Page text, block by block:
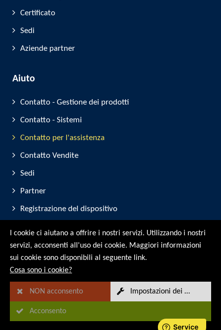
Certificato
Sedi
Aziende partner
Aiuto
Contatto - Gestione dei prodotti
Contatto - Sistemi
Contatto per l'assistenza
Contatto Vendite
Sedi
Partner
Registrazione del dispositivo
I cookie ci aiutano a offrire i nostri servizi. Utilizzando i nostri
servizi, acconsenti all'uso dei cookie. Maggiori informazioni
sui cookie sono disponibili al seguente link.
Cosa sono i cookie?
NON acconsento Impostazioni dei cookie
Acconsento